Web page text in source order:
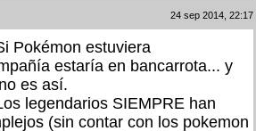
24 sep 2014, 22:17
Pokémon estuviera
estaría en bancarrota... y
es así.
legendarios SIEMPRE han
(sin contar con los pokemon